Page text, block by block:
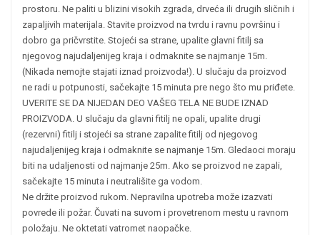
prostoru. Ne paliti u blizini visokih zgrada, drveća ili drugih sličnih i
zapaljivih materijala. Stavite proizvod na tvrdu i ravnu površinu i
dobro ga pričvrstite. Stojeći sa strane, upalite glavni fitilj sa
njegovog najudaljenijeg kraja i odmaknite se najmanje 15m.
(Nikada nemojte stajati iznad proizvoda!). U slučaju da proizvod
ne radi u potpunosti, sačekajte 15 minuta pre nego što mu priđete.
UVERITE SE DA NIJEDAN DEO VAŠEG TELA NE BUDE IZNAD
PROIZVODA. U slučaju da glavni fitilj ne opali, upalite drugi
(rezervni) fitilj i stojeći sa strane zapalite fitilj od njegovog
najudaljenijeg kraja i odmaknite se najmanje 15m. Gledaoci moraju
biti na udaljenosti od najmanje 25m. Ako se proizvod ne zapali,
sačekajte 15 minuta i neutrališite ga vodom.
Ne držite proizvod rukom. Nepravilna upotreba može izazvati
povrede ili požar. Čuvati na suvom i provetrenom mestu u ravnom
položaju. Ne oktetati vatromet naopačke.